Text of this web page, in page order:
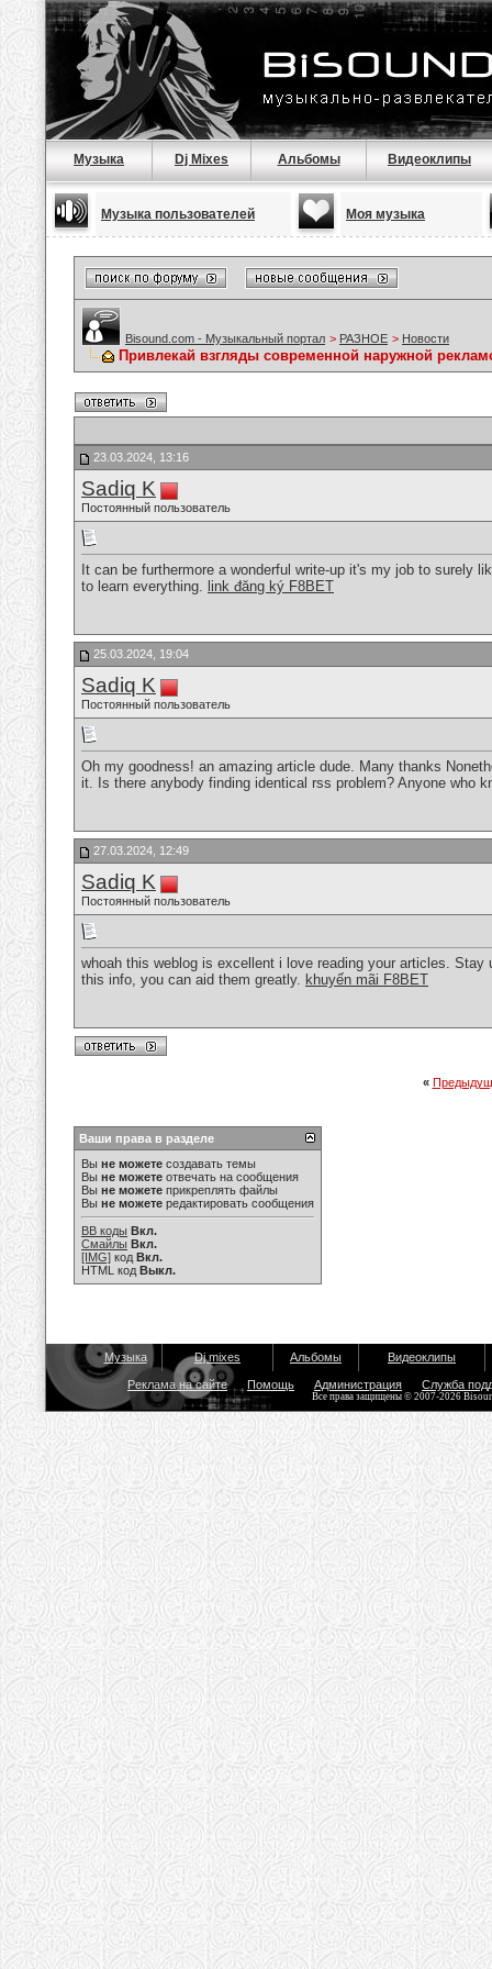
Музыка Dj Mixes Альбомы Видеоклипы
Музыка пользователей Моя музыка
Bisound.com - Музыкальный портал > РАЗНОЕ > Новости
Привлекай взгляды современной наружной
23.03.2024, 13:16
Sadiq K
Постоянный пользователь
It can be furthermore a wonderful write-up it's my job to surely
to learn everything. link đăng ký F8BET
25.03.2024, 19:04
Sadiq K
Постоянный пользователь
Oh my goodness! an amazing article dude. Many thanks
it. Is there anybody finding identical rss problem? Anyone who
27.03.2024, 12:49
Sadiq K
Постоянный пользователь
whoah this weblog is excellent i love reading your articles.
this info, you can aid them greatly. khuyến mãi F8BET
«
Ваши права в разделе
Вы не можете создавать темы
Вы не можете отвечать на сообщения
Вы не можете прикреплять файлы
Вы не можете редактировать сообщения
BB коды Вкл.
Смайлы Вкл.
[IMG] код Вкл.
HTML код Выкл.
Музыка Dj mixes Альбомы Видеоклипы
Реклама на сайте Помощь Администрация Служба
Все права защищены © 2007-2026